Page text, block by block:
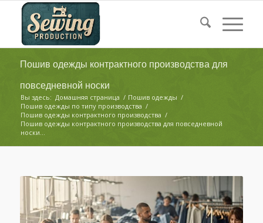
Пошив одежды контрактного производства для
повседневной носки
Вы здесь: Домашняя страница / Пошив одежды /
Пошив одежды по типу производства /
Пошив одежды контрактного производства /
Пошив одежды контрактного производства для повседневной
носки...